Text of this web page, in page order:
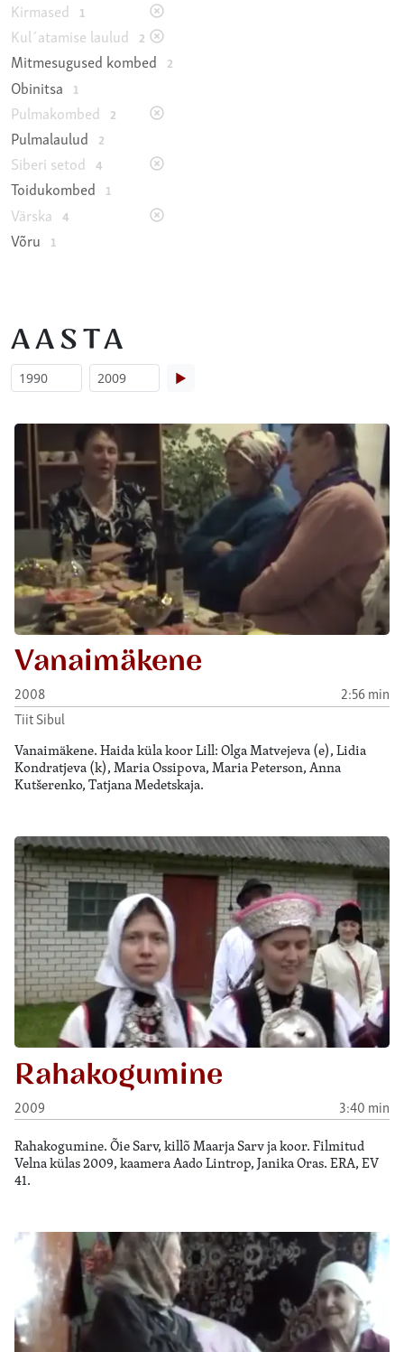
Kirmased 1
Kul´atamise laulud 2
Mitmesugused kombed 2
Obinitsa 1
Pulmakombed 2
Pulmalaulud 2
Siberi setod 4
Toidukombed 1
Värska 4
Võru 1
AASTA
▶
Vanaimäkene
2008
2:56 min
Tiit Sibul
Vanaimäkene. Haida küla koor Lill: Olga Matvejeva (e), Lidia
Kondratjeva (k), Maria Ossipova, Maria Peterson, Anna
Kutšerenko, Tatjana Medetskaja.
Rahakogumine
2009 3:40 min
Rahakogumine. Õie Sarv, killõ Maarja Sarv ja koor. Filmitud
Velna külas 2009, kaamera Aado Lintrop, Janika Oras. ERA, EV
41.